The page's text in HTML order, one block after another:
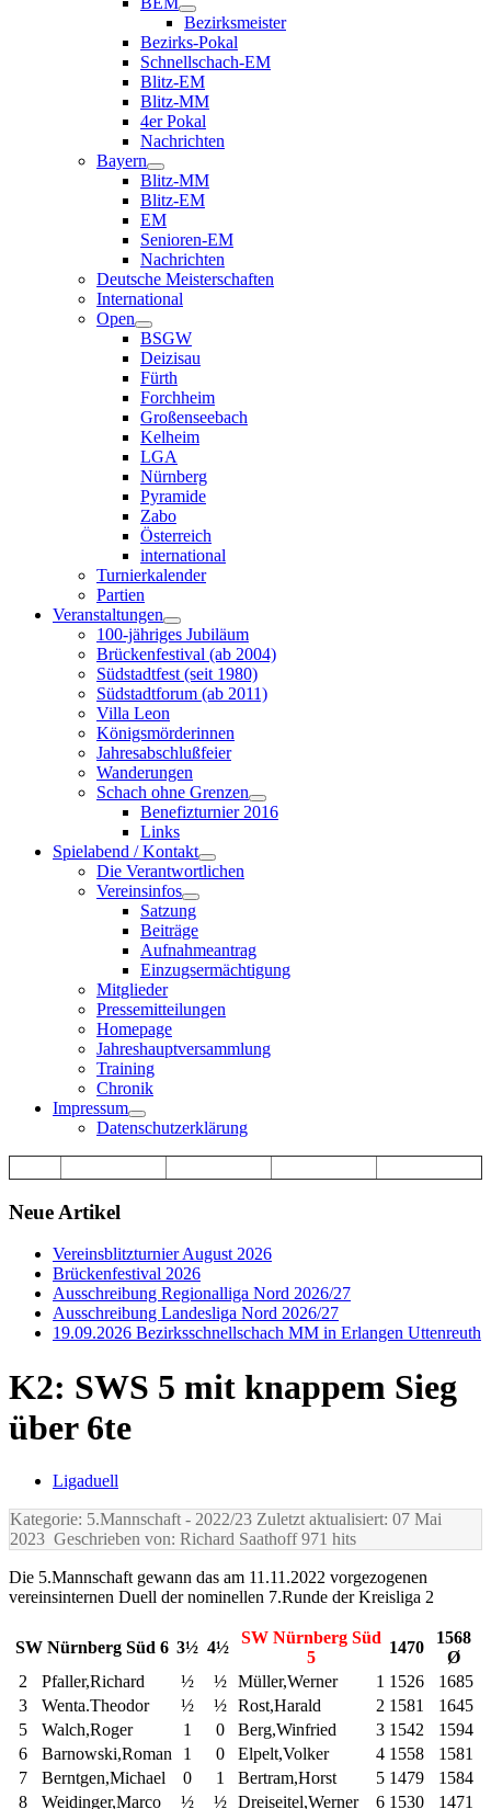
Bezirksmeister
Bezirks-Pokal
Schnellschach-EM
Blitz-EM
Blitz-MM
4er Pokal
Nachrichten
Bayern
Blitz-MM
Blitz-EM
EM
Senioren-EM
Nachrichten
Deutsche Meisterschaften
International
Open
BSGW
Deizisau
Fürth
Forchheim
Großenseebach
Kelheim
LGA
Nürnberg
Pyramide
Zabo
Österreich
international
Turnierkalender
Partien
Veranstaltungen
100-jähriges Jubiläum
Brückenfestival (ab 2004)
Südstadtfest (seit 1980)
Südstadtforum (ab 2011)
Villa Leon
Königsmörderinnen
Jahresabschlußfeier
Wanderungen
Schach ohne Grenzen
Benefizturnier 2016
Links
Spielabend / Kontakt
Die Verantwortlichen
Vereinsinfos
Satzung
Beiträge
Aufnahmeantrag
Einzugsermächtigung
Mitglieder
Pressemitteilungen
Homepage
Jahreshauptversammlung
Training
Chronik
Impressum
Datenschutzerklärung
Neue Artikel
Vereinsblitzturnier August 2026
Brückenfestival 2026
Ausschreibung Regionalliga Nord 2026/27
Ausschreibung Landesliga Nord 2026/27
19.09.2026 Bezirksschnellschach MM in Erlangen Uttenreuth
K2: SWS 5 mit knappem Sieg
über 6te
Ligaduell
Kategorie: 5.Mannschaft - 2022/23 Zuletzt aktualisiert: 07 Mai
2023 Geschrieben von: Richard Saathoff971 hits
Die 5.Mannschaft gewann das am 11.11.2022 vorgezogenen
vereinsinternen Duell der nominellen 7.Runde der Kreisliga 2
SW Nürnberg Süd 6 3½ 4½
SW Nürnberg Süd
5
1470
1568
Ø
2
Pfaller,Richard ½ ½ Müller,Werner 1 1526
1685
3
Wenta.Theodor ½ ½ Rost,Harald 2 1581
1645
5
Walch,Roger 1 0 Berg,Winfried 3 1542
1594
6
Barnowski,Roman 1 0 Elpelt,Volker 4 1558
1581
7
Berntgen,Michael 0 1 Bertram,Horst 5 1479
1584
8
Weidinger,Marco ½ ½ Dreiseitel,Werner 6 1530 1471